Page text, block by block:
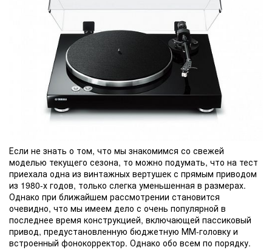
Если не знать о том, что мы знакомимся со свежей
моделью текущего сезона, то можно подумать, что на тест
приехала одна из винтажных вертушек с прямым приводом
из 1980-х годов, только слегка уменьшенная в размерах.
Однако при ближайшем рассмотрении становится
очевидно, что мы имеем дело с очень популярной в
последнее время конструкцией, включающей пассиковый
привод, предустановленную бюджетную ММ-головку и
встроенный фонокорректор. Однако обо всем по порядку.